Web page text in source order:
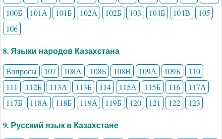
100Б
101А 101Б 102А 102Б 103 104Б 104В
105
106
8. Языки народов Казахстана
Вопросы 107 108А 108Б 108В 109А 109Б
110
111
112Б 113А 113Б 114 115А 115Б 116
117А
117Б
118А 118Б 119А 119Б 120 121 122 123
9. Русский язык в Казахстане